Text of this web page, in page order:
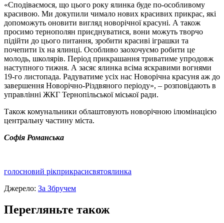
«Сподіваємося, що цього року ялинка буде по-особливому
красивою. Ми докупили чимало нових красивих прикрас, які
допоможуть оновити вигляд новорічної красуні. А також
просимо тернополян приєднуватися, вони можуть творчо
підійти до цього питання, зробити красиві іграшки та
почепити їх на ялинці. Особливо заохочуємо робити це
молодь, школярів. Період прикрашання триватиме упродовж
наступного тижня. А засяє ялинка всіма яскравими вогнями
19-го листопада. Радуватиме усіх нас Новорічна красуня аж до
завершення Новорічно-Різдвяного періоду», – розповідають в
управлінні ЖКГ Тернопільської міської ради.
Також комунальники облаштовують новорічною ілюмінацією
центральну частину міста.
Софія Романська
голосновий рікприкрасисвятоялинка
Джерело: За Збручем
Перегляньте також